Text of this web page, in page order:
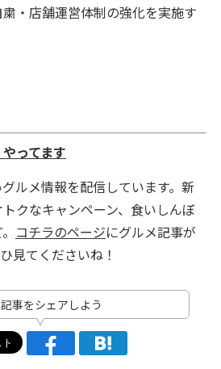
・店舗運営体制の強化を実施す
ってます
ルメ情報を配信しています。新
クなキャンペーン、食いしんぼ
コチラのページにグルメ記事が
見てくださいね！
事をシェアしよう